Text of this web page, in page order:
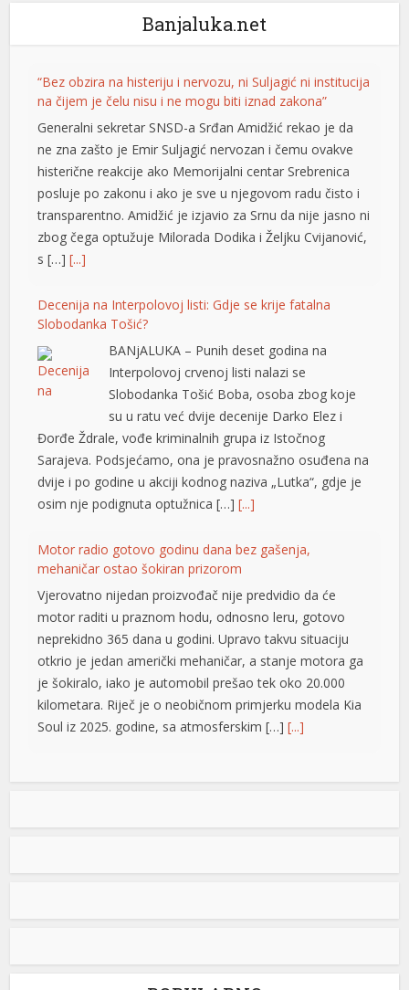
Banjaluka.net
“Bez obzira na histeriju i nervozu, ni Suljagić ni institucija
na čijem je čelu nisu i ne mogu biti iznad zakona”
Generalni sekretar SNSD-a Srđan Amidžić rekao je da
ne zna zašto je Emir Suljagić nervozan i čemu ovakve
histerične reakcije ako Memorijalni centar Srebrenica
posluje po zakonu i ako je sve u njegovom radu čisto i
transparentno. Amidžić je izjavio za Srnu da nije jasno ni
zbog čega optužuje Milorada Dodika i Željku Cvijanović,
s […][...]
Decenija na Interpolovoj listi: Gdje se krije fatalna
Slobodanka Tošić?
BANjALUKA – Punih deset godina na
Interpolovoj crvenoj listi nalazi se
Slobodanka Tošić Boba, osoba zbog koje
su u ratu već dvije decenije Darko Elez i
Đorđe Ždrale, vođe kriminalnih grupa iz Istočnog
Sarajeva. Podsjećamo, ona je pravosnažno osuđena na
dvije i po godine u akciji kodnog naziva „Lutka“, gdje je
osim nje podignuta optužnica […][...]
Motor radio gotovo godinu dana bez gašenja,
mehaničar ostao šokiran prizorom
Vjerovatno nijedan proizvođač nije predvidio da će
motor raditi u praznom hodu, odnosno leru, gotovo
neprekidno 365 dana u godini. Upravo takvu situaciju
otkrio je jedan američki mehaničar, a stanje motora ga
je šokiralo, iako je automobil prešao tek oko 20.000
kilometara. Riječ je o neobičnom primjerku modela Kia
Soul iz 2025. godine, sa atmosferskim […][...]
POPULARNO